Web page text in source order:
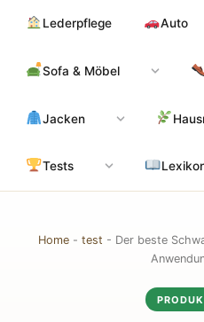
Inhalt
Lederpflege Auto
Sofa & Möbel
Jacken
Tests
Home- test - Der beste